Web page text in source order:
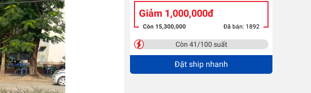
Giảm 1,000,000đ
Còn 15,300,000 Đã bán: 1892
Còn 41/100 suất
Đặt ship nhanh